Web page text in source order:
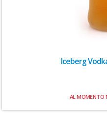
Iceberg
AL MOMENTO